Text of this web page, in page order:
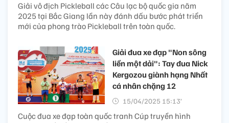
Giải vô địch Pickleball các Câu lạc bộ quốc gia năm
2025 tại Bắc Giang lần này đánh dấu bước phát triển
mới của phong trào Pickleball trên toàn quốc.
Giải đua xe đạp "Non sông
liền một dải": Tay đua Nick
Kergozou giành hạng Nhất
cá nhân chặng 12
15/04/2025 15:13’
Cuộc đua xe đạp toàn quốc tranh Cúp truyền hình